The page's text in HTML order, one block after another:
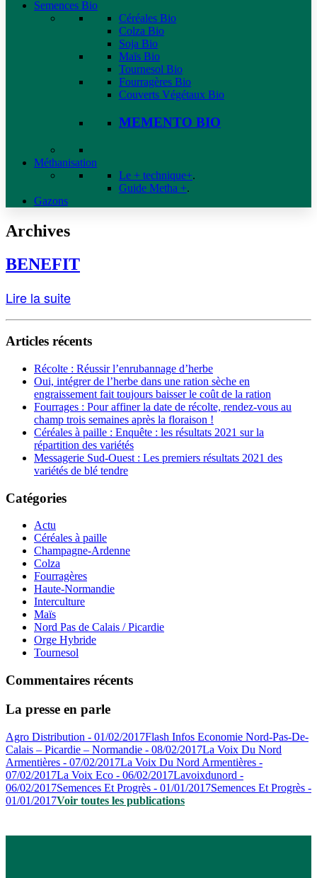
Semences Bio
Céréales Bio
Colza Bio
Soja Bio
Maïs Bio
Tournesol Bio
Fourragères Bio
Couverts Végétaux Bio
MEMENTO BIO
Méthanisation
Le + technique+.
Guide Metha +.
Gazons
Archives
BENEFIT
Lire la suite
Articles récents
Récolte : Réussir l’enrubannage d’herbe
Oui, intégrer de l’herbe dans une ration sèche en
engraissement fait toujours baisser le coût de la ration
Fourrages : Pour affiner la date de récolte, rendez-vous au
champ trois semaines après la floraison !
Céréales à paille : Enquête : les résultats 2021 sur la
répartition des variétés
Messagerie Sud-Ouest : Les premiers résultats 2021 des
variétés de blé tendre
Catégories
Actu
Céréales à paille
Champagne-Ardenne
Colza
Fourragères
Haute-Normandie
Interculture
Maïs
Nord Pas de Calais / Picardie
Orge Hybride
Tournesol
Commentaires récents
La presse en parle
Agro Distribution - 01/02/2017Flash Infos Economie Nord-Pas-De-
Calais – Picardie – Normandie - 08/02/2017La Voix Du Nord
Armentières - 07/02/2017La Voix Du Nord Armentières -
07/02/2017La Voix Eco - 06/02/2017Lavoixdunord -
06/02/2017Semences Et Progrès - 01/01/2017Semences Et Progrès -
01/01/2017Voir toutes les publications